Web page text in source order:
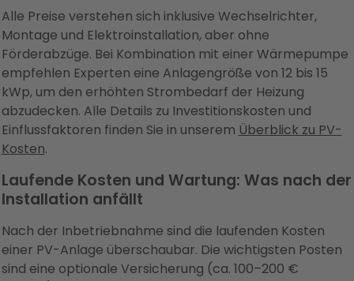
Alle Preise verstehen sich inklusive Wechselrichter,
Montage und Elektroinstallation, aber ohne
Förderabzüge. Bei Kombination mit einer Wärmepumpe
empfehlen Experten eine Anlagengröße von 12 bis 15
kWp, um den erhöhten Strombedarf der Heizung
abzudecken. Alle Details zu Investitionskosten und
Einflussfaktoren finden Sie in unserem Überblick zu PV-
Kosten.
Laufende Kosten und Wartung: Was nach der
Installation anfällt
Nach der Inbetriebnahme sind die laufenden Kosten
einer PV-Anlage überschaubar. Die wichtigsten Posten
sind eine optionale Versicherung (ca. 100–200 €